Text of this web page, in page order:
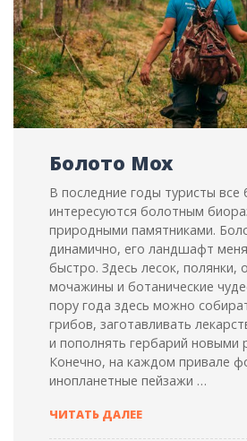
Болото Мох
В последние годы туристы
интересуются болотным
природными памятниками.
динамично, его ландшафт
быстро. Здесь лесок, полянки,
мочажины и ботанические
пору года здесь можно
грибов, заготавливать
и пополнять гербарий новыми
Конечно, на каждом привале
инопланетные пейзажи …
ЧИТАТЬ ДАЛЕЕБОЛОТО